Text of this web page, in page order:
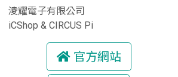
淩耀電子有限公司
iCShop & CIRCUS Pi
官方網站